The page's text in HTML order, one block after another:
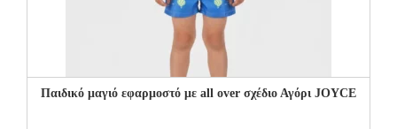
Παιδικό μαγιό εφαρμοστό με all over σχέδιο Αγόρι JOYCE